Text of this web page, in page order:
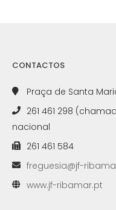
CONTACTOS
Praça de Santa
261 461 298
nacional
261 461 584
freguesia@jf-
www.jf-ribamar.pt